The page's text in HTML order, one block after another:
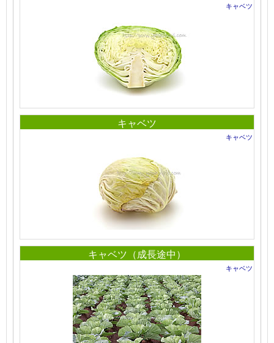
キャベツ
キャベツ
キャベツ
キャベツ（成長途中）
キャベツ